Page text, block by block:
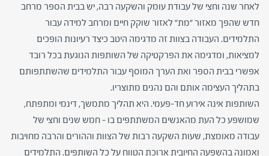
לאחר שנה וחצי של עבודת עומק והשקעה רבה, יש בבית הספר מרחב
חדש שהפך מאזור "מת" לאזור שוקק חיים ומרחב למידה עבור
התלמידים. העבודה בצוות זה מדגימה היטב כיצד רעיונות הופכים
למציאות, ומדגימה את הפרקטיקה של השותפות הנוגעת בכל רובד
אפשרי בבית הספר ואת הערך המוסף עבור התלמידים שהשתתפותם
בתהליך העצימה אותם והם נהנים מתוצריו.
השותפות אינה אירוע חד-פעמי. היא תהליך מתמשך, דינמי ומתפתח,
שמושפע כל העת מהאנשים המשתתפים בו – חמש שנים וחצי של
עבודה מאומצת, שעות השקעה רבות של הצוות וההורים והרבה מחויבות
ואמונה בהשפעה החיובית ארוכת הטווח על כל השותפים. התלמידים